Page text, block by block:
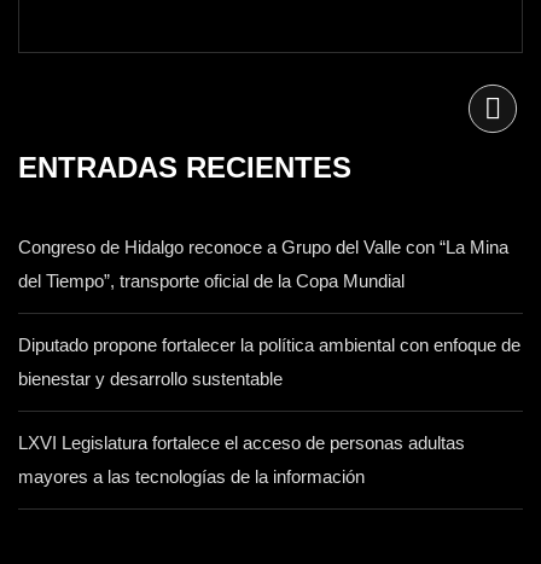
ENTRADAS RECIENTES
Congreso de Hidalgo reconoce a Grupo del Valle con “La Mina
del Tiempo”, transporte oficial de la Copa Mundial
Diputado propone fortalecer la política ambiental con enfoque de
bienestar y desarrollo sustentable
LXVI Legislatura fortalece el acceso de personas adultas
mayores a las tecnologías de la información